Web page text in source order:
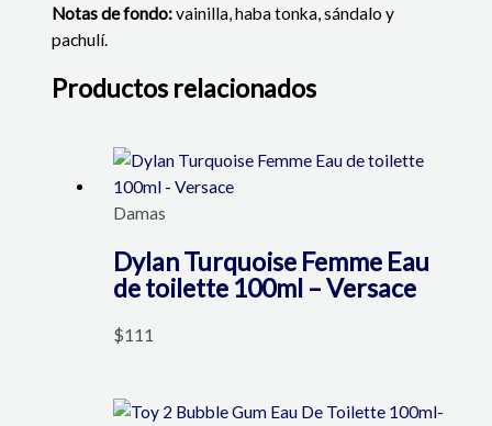
Notas de fondo:vainilla, haba tonka, sándalo y
pachulí.
Productos relacionados
Damas
Dylan Turquoise Femme Eau
de toilette 100ml – Versace
$111